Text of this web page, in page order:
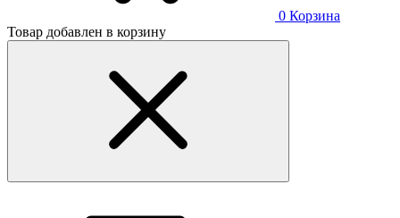
0 Корзина
Товар добавлен в корзину